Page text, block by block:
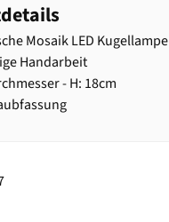
Mosaik LED Kugellampe
Handarbeit
- H: 18cm